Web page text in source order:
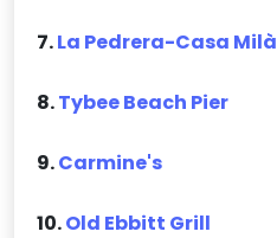
7.La Pedrera-Casa Milà
8.Tybee Beach Pier
9.Carmine's
10.Old Ebbitt Grill